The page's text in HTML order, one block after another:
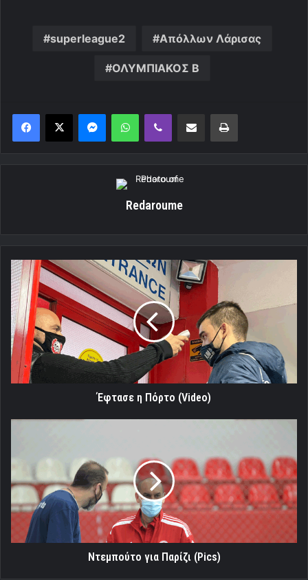
superleague2 Απόλλων Λάρισας
ΟΛΥΜΠΙΑΚΟΣ Β
MessengerWhatsAppViber Κοινοποίηση μέσω ηλεκτρονικού ταχυδρομείουΕκτύπωση
Redaroume
Έφτασε
η
Πόρτο
(Video)
Έφτασε η Πόρτο (Video)
(Pics)
Ντεμπούτο για Παρίζι (Pics)